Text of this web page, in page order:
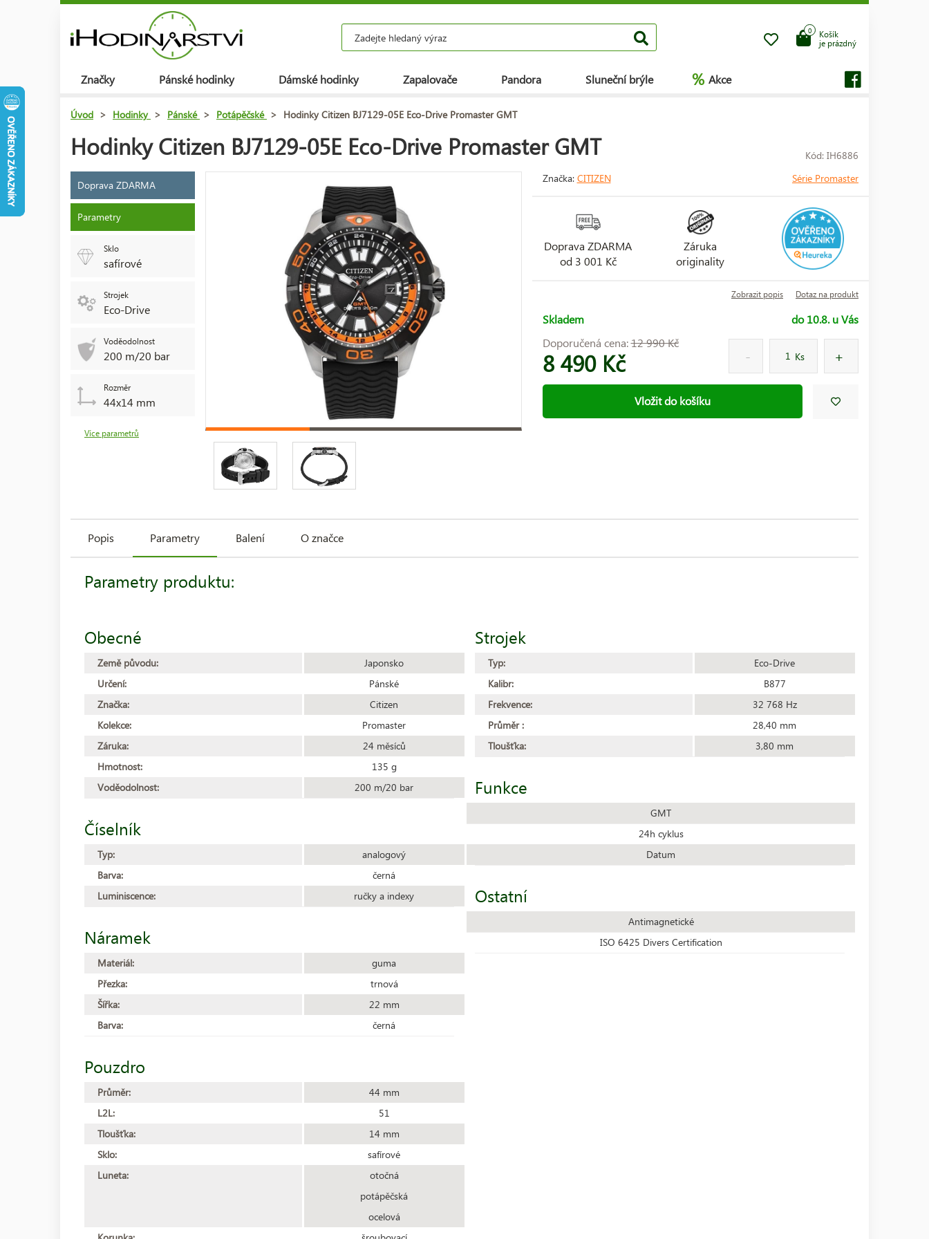
Košík
je prázdný
0
Značky Pánské hodinky Dámské hodinky Zapalovače Pandora Sluneční brýle % Akce
Úvod > Hodinky > Pánské > Potápěčské > Hodinky Citizen BJ7129-05E Eco-Drive Promaster GMT
Hodinky Citizen BJ7129-05E Eco-Drive Promaster GMT Kód: IH6886
Doprava ZDARMA
Parametry
Sklo
safírové
Strojek
Eco-Drive
Voděodolnost
200 m/20 bar
Rozměr
44x14 mm
Více parametrů
Značka: CITIZEN Série Promaster
Doprava ZDARMA
od 3 001 Kč
Záruka
originality
Zobrazit popis Dotaz na produkt
Skladem
do 10.8. u Vás
Doporučená cena:12 990 Kč
8 490 Kč Ks
Vložit do košíku
Popis Parametry Balení O značce
Parametry produktu:
Obecné
Země původu:
Japonsko
Určení:
Pánské
Značka:
Citizen
Kolekce:
Promaster
Záruka:
24 měsíců
Hmotnost:
135 g
Voděodolnost:
200 m/20 bar
Číselník
Typ:
analogový
Barva:
černá
Luminiscence:
ručky a indexy
Náramek
Materiál:
guma
Přezka:
trnová
Šířka:
22 mm
Barva:
černá
Pouzdro
Průměr:
44 mm
L2L:
51
Tloušťka:
14 mm
Sklo:
safírové
Luneta:
otočná
potápěčská
ocelová
Strojek
Typ:
Eco-Drive
Kalibr:
B877
Frekvence:
32 768 Hz
Průměr :
28,40 mm
Tloušťka:
3,80 mm
Funkce
GMT
24h cyklus
Datum
Ostatní
Antimagnetické
ISO 6425 Divers Certification